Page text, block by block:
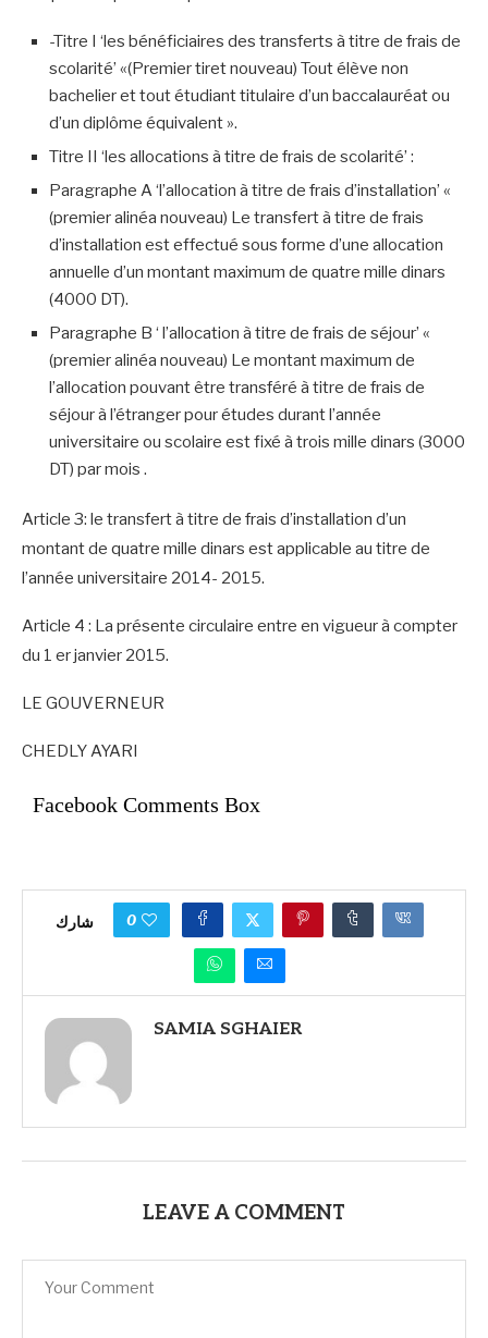
-Titre I ‘les bénéficiaires des transferts à titre de frais de
scolarité’ «(Premier tiret nouveau) Tout élève non
bachelier et tout étudiant titulaire d’un baccalauréat ou
d’un diplôme équivalent ».
Titre II ‘les allocations à titre de frais de scolarité’ :
Paragraphe A ‘l’allocation à titre de frais d’installation’ «
(premier alinéa nouveau) Le transfert à titre de frais
d’installation est effectué sous forme d’une allocation
annuelle d’un montant maximum de quatre mille dinars
(4000 DT).
Paragraphe B ‘ l’allocation à titre de frais de séjour’ «
(premier alinéa nouveau) Le montant maximum de
l’allocation pouvant être transféré à titre de frais de
séjour à l’étranger pour études durant l’année
universitaire ou scolaire est fixé à trois mille dinars (3000
DT) par mois .
Article 3: le transfert à titre de frais d’installation d’un
montant de quatre mille dinars est applicable au titre de
l’année universitaire 2014- 2015.
Article 4 : La présente circulaire entre en vigueur à compter
du 1 er janvier 2015.
LE GOUVERNEUR
CHEDLY AYARI
Facebook Comments Box
شارك 0
SAMIA SGHAIER
LEAVE A COMMENT